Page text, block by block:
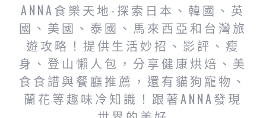
ANNA食樂天地-探索日本、韓國、英
國、美國、泰國、馬來西亞和台灣旅
遊攻略！提供生活妙招、影評、瘦
身、登山懶人包，分享健康烘焙、美
食食譜與餐廳推薦，還有貓狗寵物、
蘭花等趣味冷知識！跟著ANNA發現